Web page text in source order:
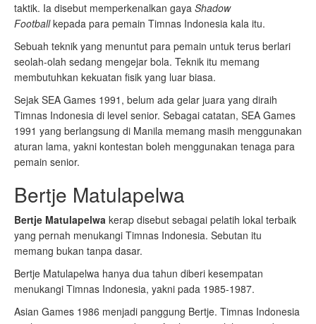
taktik. Ia disebut memperkenalkan gaya Shadow
Footballkepada para pemain Timnas Indonesia kala itu.
Sebuah teknik yang menuntut para pemain untuk terus berlari
seolah-olah sedang mengejar bola. Teknik itu memang
membutuhkan kekuatan fisik yang luar biasa.
Sejak SEA Games 1991, belum ada gelar juara yang diraih
Timnas Indonesia di level senior. Sebagai catatan, SEA Games
1991 yang berlangsung di Manila memang masih menggunakan
aturan lama, yakni kontestan boleh menggunakan tenaga para
pemain senior.
Bertje Matulapelwa
Bertje Matulapelwa kerap disebut sebagai pelatih lokal terbaik
yang pernah menukangi Timnas Indonesia. Sebutan itu
memang bukan tanpa dasar.
Bertje Matulapelwa hanya dua tahun diberi kesempatan
menukangi Timnas Indonesia, yakni pada 1985-1987.
Asian Games 1986 menjadi panggung Bertje. Timnas Indonesia